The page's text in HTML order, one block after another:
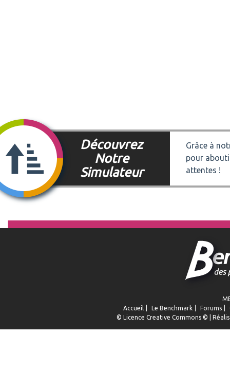
Découvrez
Notre
Simulateur
Grâce à
pour
attentes !
Accueil
Le Benchmark Forums
© Licence Creative Commons © |